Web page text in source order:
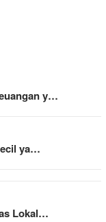
y…
ya…
Lokal…